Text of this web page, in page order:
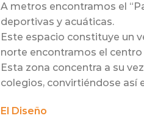
A metros encontramos el
deportivas y acuáticas.
Este espacio constituye un
norte encontramos el
Esta zona concentra a su
colegios, convirtiéndose así
El Diseño